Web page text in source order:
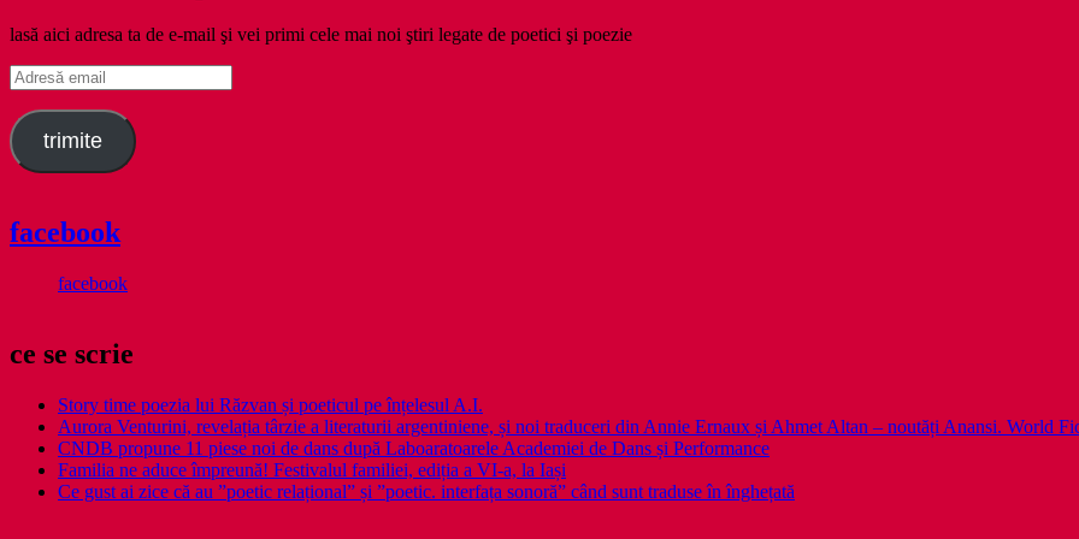
lasă aici adresa ta de e-mail şi vei primi cele mai noi ştiri legate de poetici şi poezie
Adresă
email
trimite
facebook
facebook
ce se scrie
Story time poezia lui Răzvan și poeticul pe înțelesul A.I.
Aurora Venturini, revelația târzie a literaturii argentiniene, și noi traduceri din Annie Ernaux și Ahmet Altan – noutăți Anansi. World
CNDB propune 11 piese noi de dans după Laboaratoarele Academiei de Dans și Performance
Familia ne aduce împreună! Festivalul familiei, ediția a VI-a, la Iași
Ce gust ai zice că au ”poetic relațional” și ”poetic. interfața sonoră” când sunt traduse în înghețată